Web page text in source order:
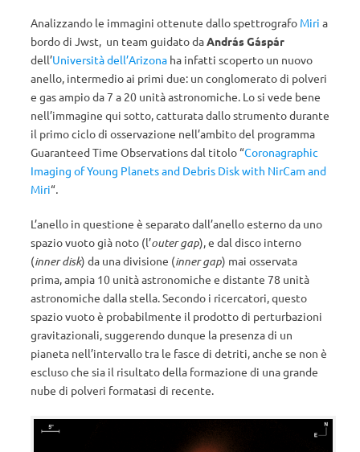
Analizzando le immagini ottenute dallo spettrografo Miri a
bordo di Jwst, un team guidato daAndrás Gáspár
dell’Università dell’Arizona ha infatti scoperto un nuovo
anello, intermedio ai primi due: un conglomerato di polveri
e gas ampio da 7 a 20 unità astronomiche. Lo si vede bene
nell’immagine qui sotto, catturata dallo strumento durante
il primo ciclo di osservazione nell’ambito del programma
Guaranteed Time Observations dal titolo “Coronagraphic
Imaging of Young Planets and Debris Disk with NirCam and
Miri“.
L’anello in questione è separato dall’anello esterno da uno
spazio vuoto già noto (l’outer gap), e dal disco interno
(inner disk) da una divisione (inner gap) mai osservata
prima, ampia 10 unità astronomiche e distante 78 unità
astronomiche dalla stella. Secondo i ricercatori, questo
spazio vuoto è probabilmente il prodotto di perturbazioni
gravitazionali, suggerendo dunque la presenza di un
pianeta nell’intervallo tra le fasce di detriti, anche se non è
escluso che sia il risultato della formazione di una grande
nube di polveri formatasi di recente.